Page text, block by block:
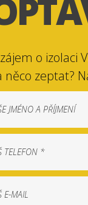
o izolaci
něco zeptat?